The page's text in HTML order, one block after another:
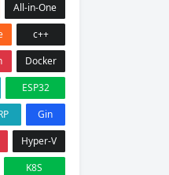
All-in-One
c++
Docker
ESP32
Gin
Hyper-V
K8S